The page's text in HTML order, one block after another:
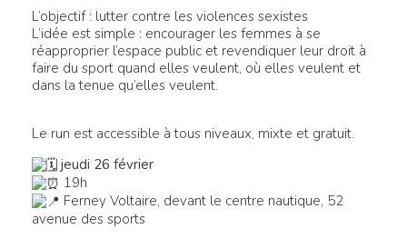
L’objectif : lutter contre les violences sexistes
L’idée est simple : encourager les femmes à se
réapproprier l’espace public et revendiquer leur droit à
faire du sport quand elles veulent, où elles veulent et
dans la tenue qu’elles veulent.
Le run est accessible à tous niveaux, mixte et gratuit.
jeudi 26 février
19h
Ferney Voltaire, devant le centre nautique, 52
avenue des sports